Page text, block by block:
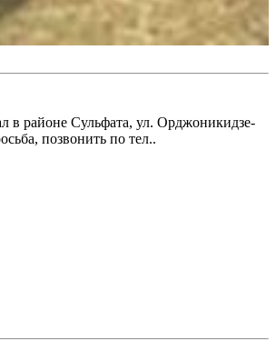
в районе Сульфата, ул. Орджоникидзе-
позвонить по тел..